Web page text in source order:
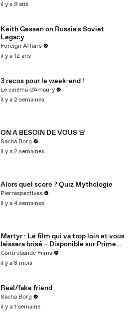
il y a 9 ans
Keith Gessen on Russia's Soviet
Legacy
Foreign Affairs
il y a 12 ans
3 recos pour le week-end !
Le cinéma d'Amaury
il y a 2 semaines
ON A BESOIN DE VOUS 🚨
Sacha Borg
il y a 2 semaines
Alors quel score ? Quiz Mythologie
Pierrespectives
il y a 4 semaines
Martyr : Le film qui va trop loin et vous
laissera brisé – Disponible sur Prime
Video
Contrebande Films
il y a 8 mois
Real/fake friend
Sacha Borg
il y a 1 semaine